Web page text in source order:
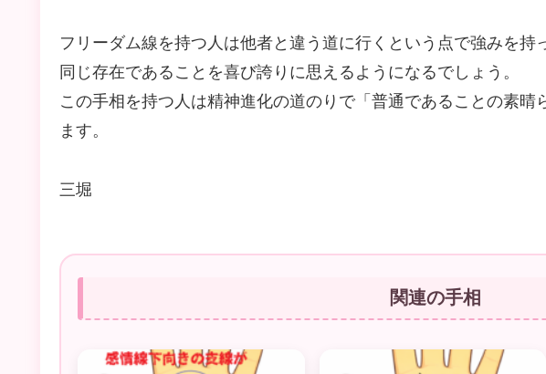
フリーダム線を持つ人は他者と違う道に行くという点で強みを持
同じ存在であることを喜び誇りに思えるようになるでしょう。
この手相を持つ人は精神進化の道のりで「普通であることの素晴
ます。
三堀
関連の手相